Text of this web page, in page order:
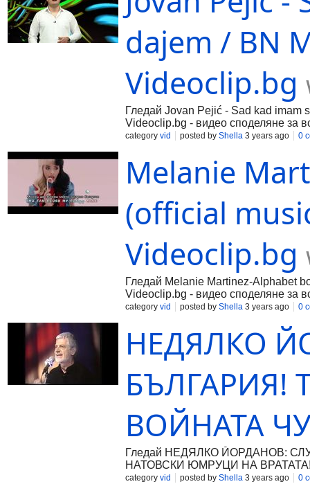
dajem / BN
Videoclip.bg
Гледай Jovan Pejić - Sad kad imam
Videoclip.bg - видео споделяне за
category vid posted by Shella 3 years ago 0
Melanie
(official
Videoclip.bg
Гледай Melanie Martinez-Alphabet
Videoclip.bg - видео споделяне за
category vid posted by Shella 3 years ago 0
НЕДЯЛКО
БЪЛГАРИЯ!
ВОЙНАТА
Гледай НЕДЯЛКО ЙОРДАНОВ:
НАТОВСКИ ЮМРУЦИ НА ВРАТАТА!,
всички българи!
category vid posted by Shella 3 years ago 0